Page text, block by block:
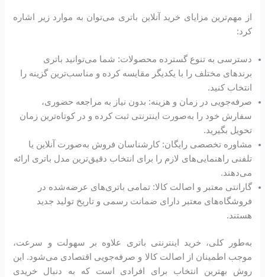
از مهم‌ترین مزایای خرید آنلاین باتری می‌توان به موارد زیر اشاره
کرد:
دسترسی به تنوع گسترده محصولات: شما می‌توانید باتری
برندهای مختلف را با یکدیگر مقایسه کرده و مناسب‌ترین گزینه را
انتخاب کنید.
صرفه‌جویی در زمان و هزینه: بدون نیاز به مراجعه حضوری،
سفارش خود را به‌صورت اینترنتی ثبت کرده و در کوتاه‌ترین زمان
تحویل بگیرید.
مشاوره تخصصی رایگان: کارشناسان فروش به‌صورت آنلاین یا
تلفنی راهنمایی‌های لازم را برای انتخاب دقیق‌ترین مدل باتری ارائه
می‌دهند.
گارانتی معتبر و اصالت کالا: تمامی باتری‌های عرضه‌شده در
فروشگاه‌های معتبر دارای ضمانت رسمی و تاریخ تولید جدید
هستند.
به‌طور کلی، خرید اینترنتی باتری علاوه بر سهولت و سرعت،
موجب اطمینان از اصالت کالا و صرفه‌جویی اقتصادی می‌شود. این
روش بهترین انتخاب برای افرادی است که به دنبال خریدی